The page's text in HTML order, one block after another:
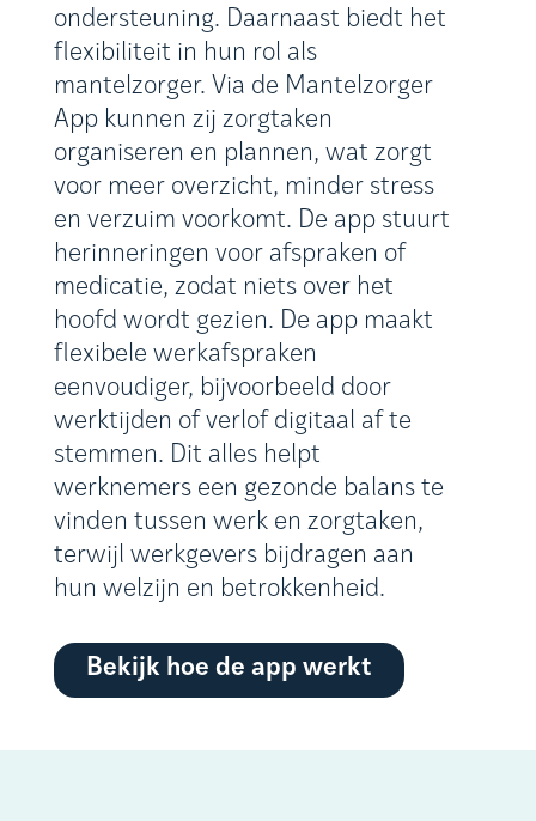
ondersteuning. Daarnaast biedt het
flexibiliteit in hun rol als
mantelzorger. Via de Mantelzorger
App kunnen zij zorgtaken
organiseren en plannen, wat zorgt
voor meer overzicht, minder stress
en verzuim voorkomt. De app stuurt
herinneringen voor afspraken of
medicatie, zodat niets over het
hoofd wordt gezien. De app maakt
flexibele werkafspraken
eenvoudiger, bijvoorbeeld door
werktijden of verlof digitaal af te
stemmen. Dit alles helpt
werknemers een gezonde balans te
vinden tussen werk en zorgtaken,
terwijl werkgevers bijdragen aan
hun welzijn en betrokkenheid.
Bekijk hoe de app werkt